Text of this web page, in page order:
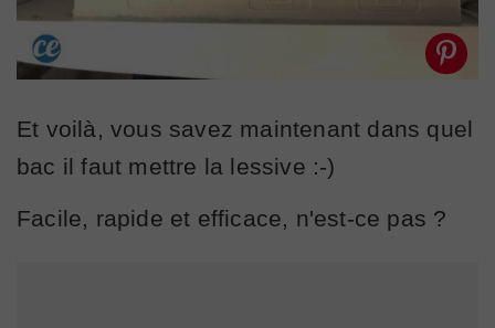
Et voilà, vous savez maintenant dans quel
bac il faut mettre la lessive :-)
Facile, rapide et efficace, n'est-ce pas ?